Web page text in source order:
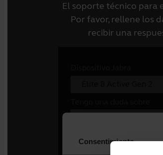
El soporte técnico para
Por favor, rellene los
recibir una